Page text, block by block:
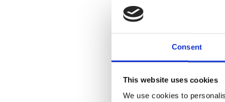
Consent
This website uses cookies
We use cookies to